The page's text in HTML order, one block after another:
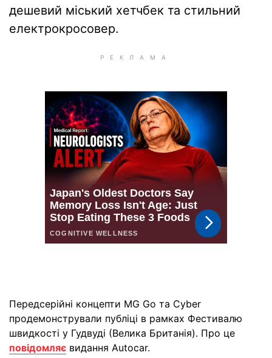
дешевий міський хетчбек та стильний
електрокросовер.
Передсерійні концепти MG Go та Cyber
продемонстрували публіці в рамках Фестивалю
швидкості у Гудвуді (Велика Британія). Про це
повідомляє видання Autocar.